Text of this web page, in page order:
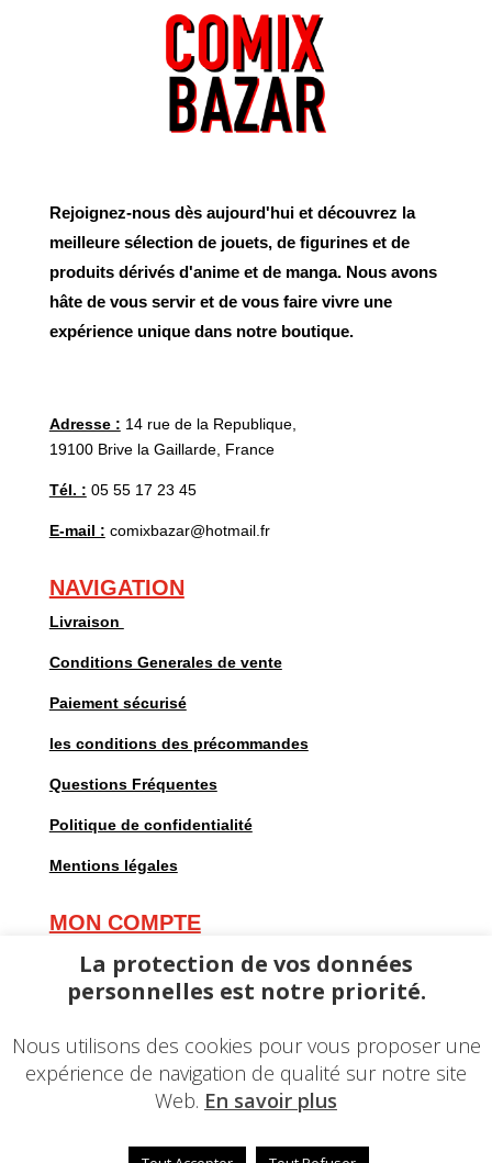
Rejoignez-nous dès aujourd'hui et découvrez la
meilleure sélection de jouets, de figurines et de
produits dérivés d'anime et de manga. Nous avons
hâte de vous servir et de vous faire vivre une
expérience unique dans notre boutique.
Adresse : 14 rue de la Republique,
19100 Brive la Gaillarde, France
Tél. : 05 55 17 23 45
E-mail : comixbazar@hotmail.fr
NAVIGATION
Livraison
Conditions Generales de vente
Paiement sécurisé
les conditions des précommandes
Questions Fréquentes
Politique de confidentialité
Mentions légales
MON COMPTE
Mes commandes
Mes adresses
Mes informations personnelles
La protection de vos données
personnelles est notre priorité.
Nous utilisons des cookies pour vous proposer une
expérience de navigation de qualité sur notre site
Web. En savoir plus